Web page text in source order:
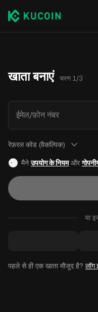
खाता बनाएं चरण 1/3
ईमेल/फ़ोन नंबर
रेफ़रल कोड (वैकल्पिक)
मैनेउपयोग के नियमऔर
या
पहले से ही एक खाता मौजूद है? लॉग